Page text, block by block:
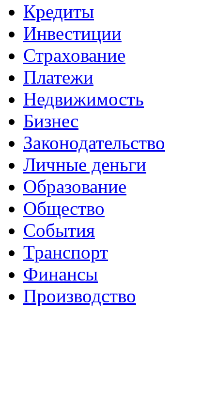
Кредиты
Инвестиции
Страхование
Платежи
Недвижимость
Бизнес
Законодательство
Личные деньги
Образование
Общество
События
Транспорт
Финансы
Производство